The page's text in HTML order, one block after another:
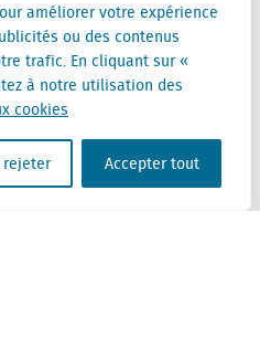
améliorer votre expérience
ou des contenus
trafic. En cliquant sur «
à notre utilisation des
cookies
rejeter Accepter tout